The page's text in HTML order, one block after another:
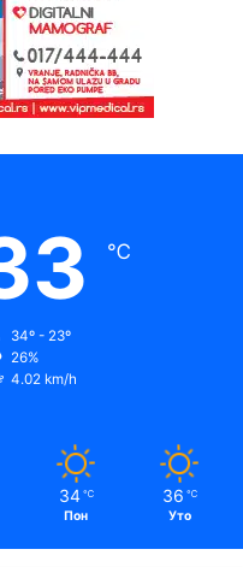
℃
34º - 23º
26%
4.02 km/h
34 ℃
Пон
36 ℃
Уто